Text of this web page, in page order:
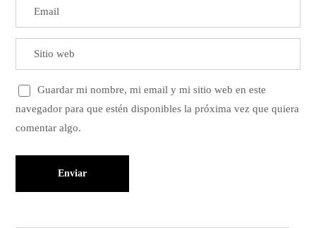
Guardar mi nombre, mi email y mi sitio web en este
navegador para que estén disponibles la próxima vez que quiera
comentar algo.